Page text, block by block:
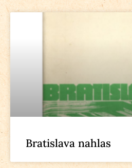
Bratislava nahlas